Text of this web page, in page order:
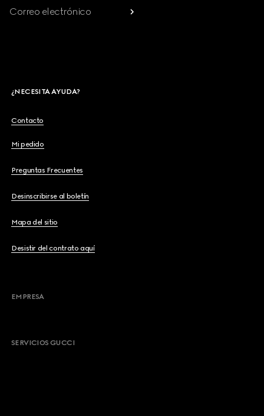
Correo electrónico
¿NECESITA AYUDA?
Contacto
Mi pedido
Preguntas Frecuentes
Desinscribirse al boletín
Mapa del sitio
Desistir del contrato aquí
EMPRESA
SERVICIOS GUCCI